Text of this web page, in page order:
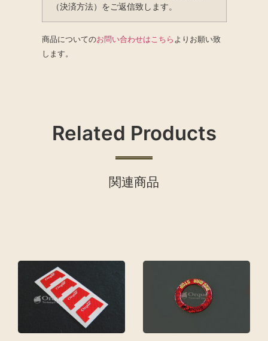
（決済方法）をご返信致します。
商品についてのお問い合わせはこちらよりお願い致
します。
Related Products
関連商品